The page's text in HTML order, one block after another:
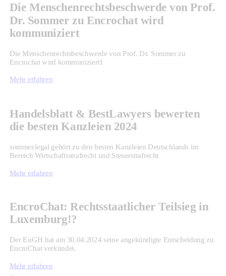
Die Menschenrechtsbeschwerde von Prof.
Dr. Sommer zu Encrochat wird
kommuniziert
Die Menschenrechtsbeschwerde von Prof. Dr. Sommer zu
Encrochat wird kommuniziert1
Mehr erfahren
Handelsblatt & BestLawyers bewerten
die besten Kanzleien 2024
sommer.legal gehört zu den besten Kanzleien Deutschlands im
Bereich Wirtschaftsstrafrecht und Steuerstrafrecht
Mehr erfahren
EncroChat: Rechtsstaatlicher Teilsieg in
Luxemburg!?
Der EuGH hat am 30.04.2024 seine angekündigte Entscheidung zu
EncroChat verkündet.
Mehr erfahren